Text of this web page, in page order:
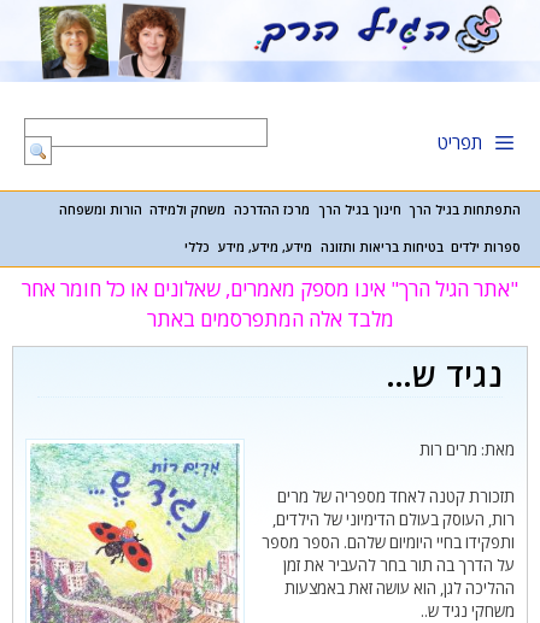
לתוכן
תפריט
התפתחות בגיל הרך חינוך בגיל הרך מרכז ההדרכה משחק ולמידה הורות ומשפחה
ספרות ילדים בטיחות בריאות ותזונה מידע, מידע, מידע כללי
"אתר הגיל הרך" אינו מספק מאמרים, שאלונים או כל חומר אחר
מלבד אלה המתפרסמים באתר
נגיד ש…
מאת: מרים רות
תזכורת קטנה לאחד מספריה של מרים
רות, העוסק בעולם הדימיוני של הילדים,
ותפקידו בחיי היומיום שלהם. הספר מספר
על הדרך בה תור בחר להעביר את זמן
ההליכה לגן, הוא עושה זאת באמצעות
משחקי נגיד ש..